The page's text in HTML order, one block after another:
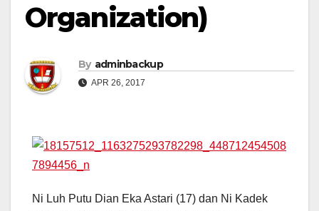
Organization)
By adminbackup
APR 26, 2017
Ni Luh Putu Dian Eka Astari (17) dan Ni Kadek